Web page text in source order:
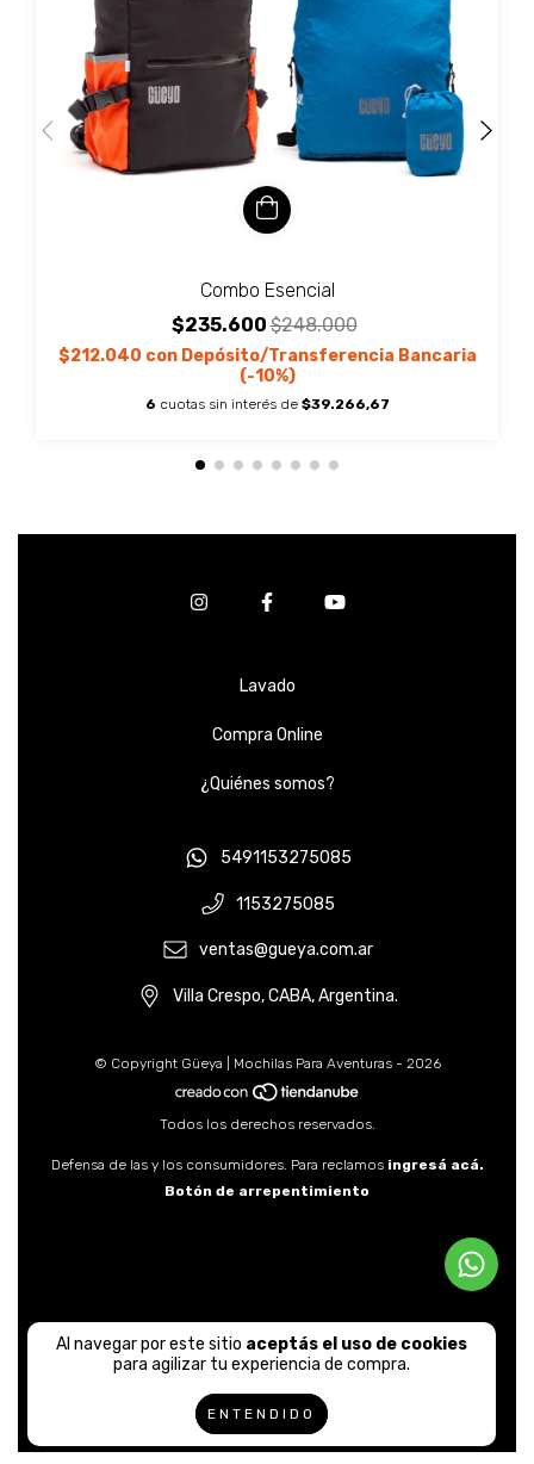
Al navegar por este sitio aceptás el uso de cookies
para agilizar tu experiencia de compra.
ENTENDIDO
Combo Esencial
$235.600$248.000
$212.040 con Depósito/Transferencia Bancaria
(-10%)
6 cuotas sin interés de $39.266,67
Lavado
Compra Online
¿Quiénes somos?
5491153275085
1153275085
ventas@gueya.com.ar
Villa Crespo, CABA, Argentina.
© Copyright Güeya | Mochilas Para Aventuras - 2026
Todos los derechos reservados.
Defensa de las y los consumidores. Para reclamos ingresá acá.
Botón de arrepentimiento